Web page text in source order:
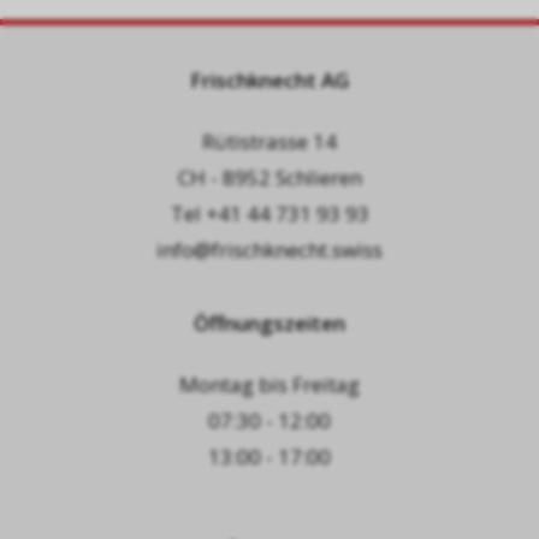
Frischknecht AG
Rütistrasse 14
CH - 8952 Schlieren
Tel +41 44 731 93 93
info@frischknecht.swiss
Öffnungszeiten
Montag bis Freitag
07:30 - 12:00
13:00 - 17:00